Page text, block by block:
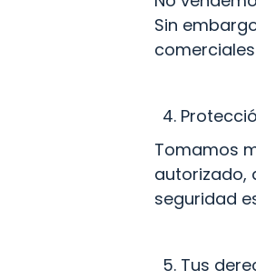
Sin
Tomamos
autorizado,
seguridad
Tus